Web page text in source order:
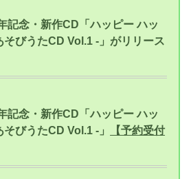
記念・新作CD「ハッピー ハッ
そびうたCD Vol.1 -」がリリース
記念・新作CD「ハッピー ハッ
びうたCD Vol.1 -」
【予約受付